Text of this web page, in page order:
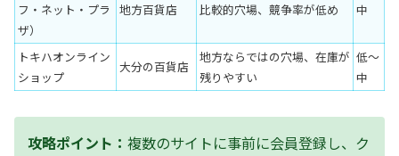
フ・ネット・プラ
ザ）
地方百貨店 比較的穴場、競争率が低め 中
トキハオンライン
ショップ
大分の百貨店
地方ならではの穴場、在庫が
残りやすい
低〜
中
攻略ポイント： 複数のサイトに事前に会員登録し、ク